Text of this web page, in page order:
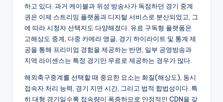
하고 있다. 과거 케이블과 위성 방송사가 독점하던 경기 중계
권은 이제 스트리밍 플랫폼과 디지털 서비스로 분산되었고, 그
에 따라 시청자 선택지도 다양해졌다. 유료 구독형 플랫폼은
고해상도 중계, 다중 카메라 앵글, 경기 하이라이트 및 통계 제
공을 통해 프리미엄 경험을 제공하는 반면, 일부 공영방송과
지역 라이센스는 특정 경기만 무료로 제공하는 경우가 많다.
해외축구중계를 선택할 때 중요한 요소는 화질(해상도), 동시
접속자 처리 능력, 경기 지연 시간, 그리고 법적 합법성이다. 특
히 대형 경기일수록 접속량이 폭증하므로 안정적인 CDN을 갖